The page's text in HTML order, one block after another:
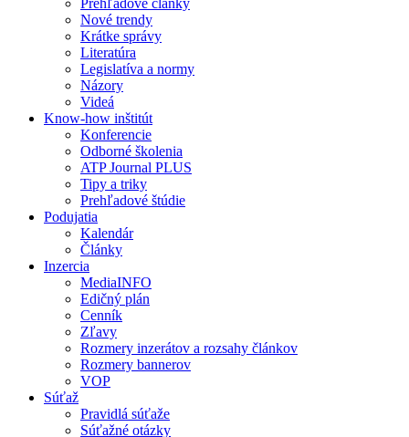
Prehľadové články
Nové trendy
Krátke správy
Literatúra
Legislatíva a normy
Názory
Videá
Know-how inštitút
Konferencie
Odborné školenia
ATP Journal PLUS
Tipy a triky
Prehľadové štúdie
Podujatia
Kalendár
Články
Inzercia
MediaINFO
Edičný plán
Cenník
Zľavy
Rozmery inzerátov a rozsahy článkov
Rozmery bannerov
VOP
Súťaž
Pravidlá súťaže
Súťažné otázky